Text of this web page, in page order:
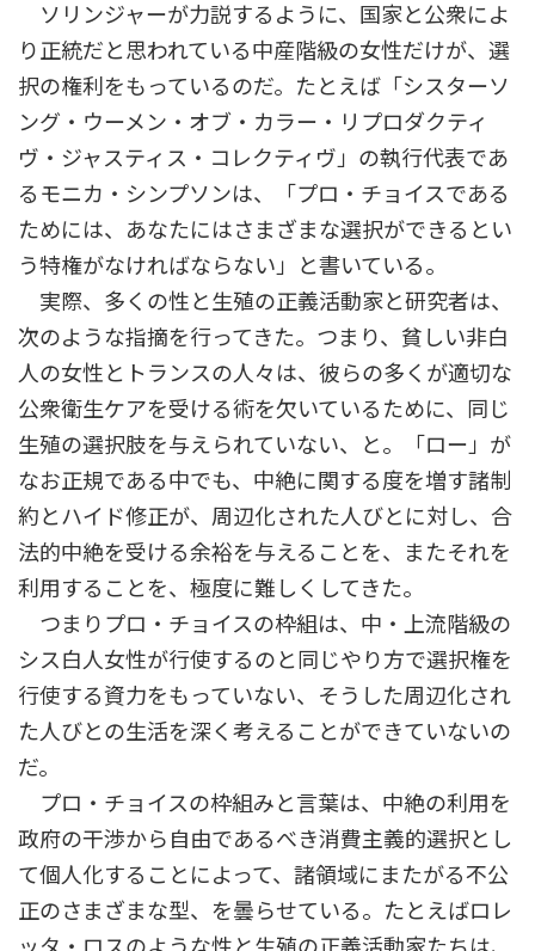
ソリンジャーが力説するように、国家と公衆によ
り正統だと思われている中産階級の女性だけが、選
択の権利をもっているのだ。たとえば「シスターソ
ング・ウーメン・オブ・カラー・リプロダクティ
ヴ・ジャスティス・コレクティヴ」の執行代表であ
るモニカ・シンプソンは、「プロ・チョイスである
ためには、あなたにはさまざまな選択ができるとい
う特権がなければならない」と書いている。
実際、多くの性と生殖の正義活動家と研究者は、
次のような指摘を行ってきた。つまり、貧しい非白
人の女性とトランスの人々は、彼らの多くが適切な
公衆衛生ケアを受ける術を欠いているために、同じ
生殖の選択肢を与えられていない、と。「ロー」が
なお正規である中でも、中絶に関する度を増す諸制
約とハイド修正が、周辺化された人びとに対し、合
法的中絶を受ける余裕を与えることを、またそれを
利用することを、極度に難しくしてきた。
つまりプロ・チョイスの枠組は、中・上流階級の
シス白人女性が行使するのと同じやり方で選択権を
行使する資力をもっていない、そうした周辺化され
た人びとの生活を深く考えることができていないの
だ。
プロ・チョイスの枠組みと言葉は、中絶の利用を
政府の干渉から自由であるべき消費主義的選択とし
て個人化することによって、諸領域にまたがる不公
正のさまざまな型、を曇らせている。たとえばロレ